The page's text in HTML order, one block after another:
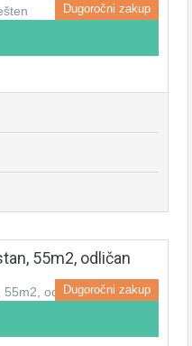
Dugoročni zakup
55m2, odličan
Dugoročni zakup